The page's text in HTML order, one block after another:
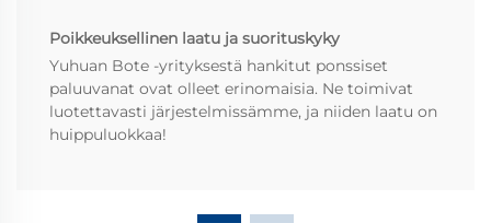
Poikkeuksellinen laatu ja suorituskyky
Yuhuan Bote -yrityksestä hankitut ponssiset
paluuvanat ovat olleet erinomaisia. Ne toimivat
luotettavasti järjestelmissämme, ja niiden laatu on
huippuluokkaa!